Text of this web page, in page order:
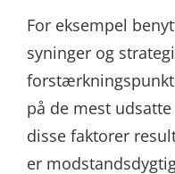
For eksempel
syninger og
på de mest
disse faktorer
er